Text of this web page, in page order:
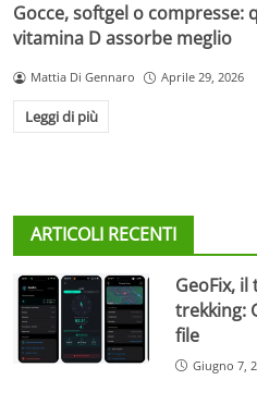
Gocce, softgel o compresse:
vitamina D assorbe meglio
Mattia Di Gennaro Aprile 29, 2026
Leggi di più
ARTICOLI RECENTI
GeoFix,
trekking:
file
Giugno 7,